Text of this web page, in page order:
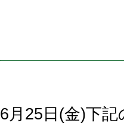
6月25日(金)下